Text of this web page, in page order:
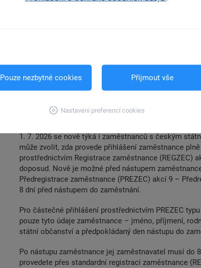
Pouze nezbytné cookies Přijmout vše
Nastavení preferencí cookies
Od 1. 7. 2026 jsou zaměstnavatelé povinni
nástupem do zaměstnání. Od 1. 4. 2026 již tato
1. 7. 2026 se nově týká i zaměstnanců s českým
může zvolit, zda provede přihlášení zaměstnance
prostřednictvím Registrace zaměstnance (REGZEC)
doposud. Nově je možné před nástupem
Předregistrace zaměstnance (PREZEC) akcí 9 –
8 dní před nástupem do zaměstnání.
Pro částečné přihlášení prostřednictvím PREZEC
pouze tyto údaje zaměstnance – jméno, příjmení,
státní občanství a předpokládaný den nástupu do
Po nástupu zaměstnance jej zaměstnavatel musí do
provedete přes standardní registraci zaměstnance